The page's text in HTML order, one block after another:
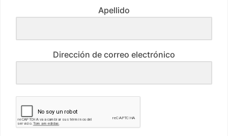
Apellido
Dirección de correo electrónico